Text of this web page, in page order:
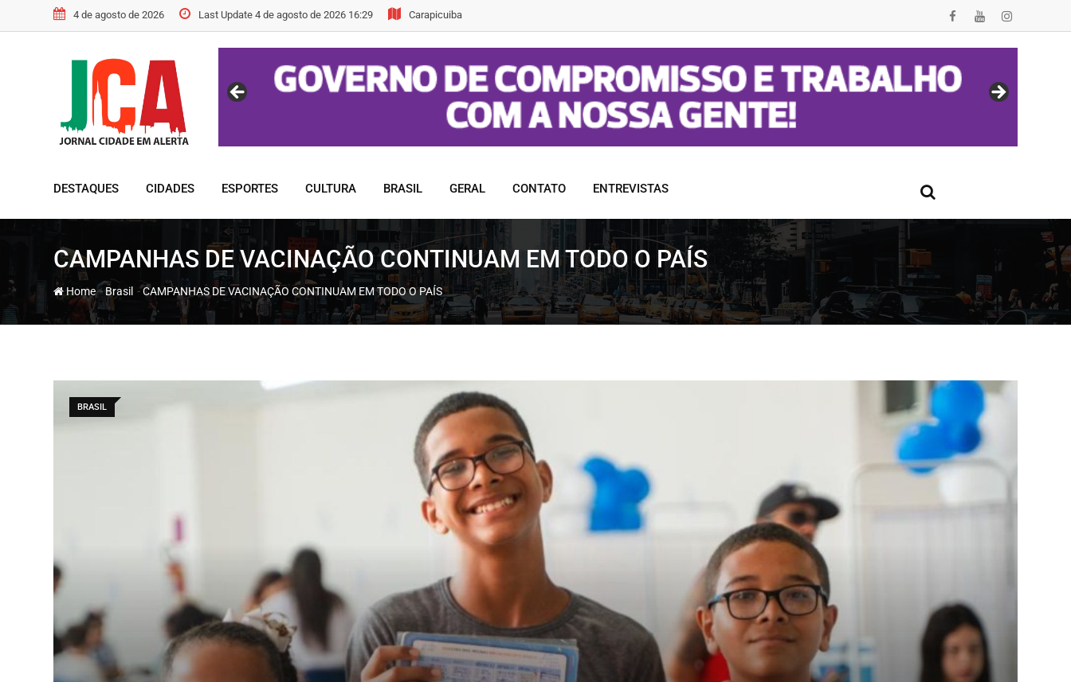
to
4 de agosto de 2026 Last Update 4 de agosto de 2026 16:29 Carapicuiba
DESTAQUES CIDADES ESPORTES CULTURA BRASIL GERAL CONTATO ENTREVISTAS
CAMPANHAS DE VACINAÇÃO CONTINUAM EM TODO O PAÍS
Home- Brasil -CAMPANHAS DE VACINAÇÃO CONTINUAM EM TODO O PAÍS
BRASIL